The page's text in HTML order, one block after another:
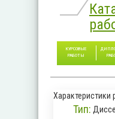
КУРСОВЫЕ
РАБОТЫ
Характеристики
Тип: